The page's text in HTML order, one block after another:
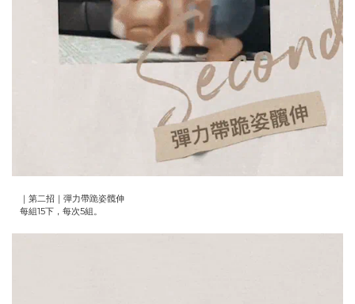
｜第二招｜彈力帶跪姿髖伸
每組15下，每次5組。